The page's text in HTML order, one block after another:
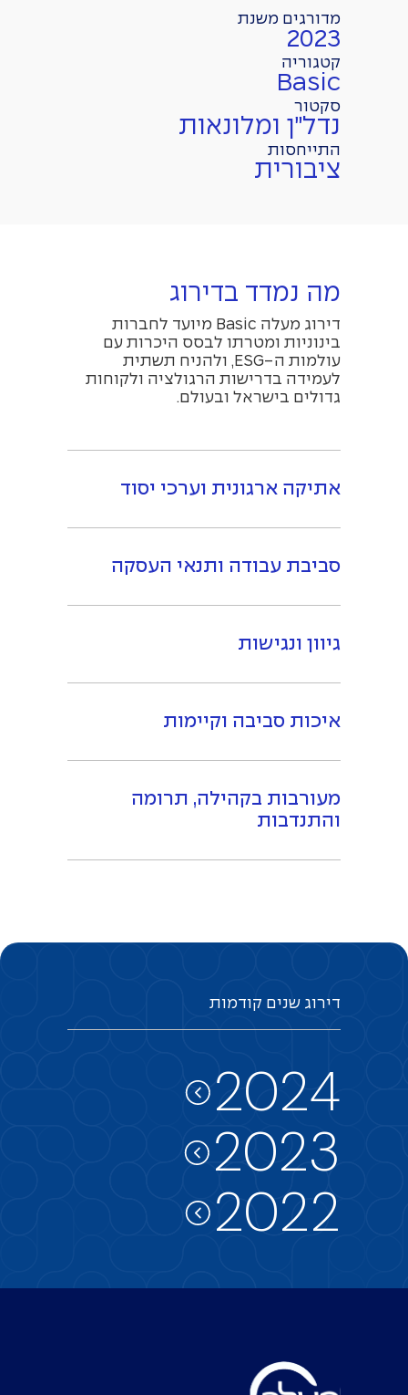
מדורגים משנת
2023
קטגוריה
Basic
סקטור
נדל״ן ומלונאות
התייחסות
ציבורית
מה נמדד בדירוג
דירוג מעלה Basic מיועד לחברות
בינוניות ומטרתו לבסס היכרות עם
עולמות ה-ESG, ולהניח תשתית
לעמידה בדרישות הרגולציה ולקוחות
גדולים בישראל ובעולם.
אתיקה ארגונית וערכי יסוד
סביבת עבודה ותנאי העסקה
גיוון ונגישות
איכות סביבה וקיימות
מעורבות בקהילה, תרומה
והתנדבות
דירוג שנים קודמות
2024
2023
2022